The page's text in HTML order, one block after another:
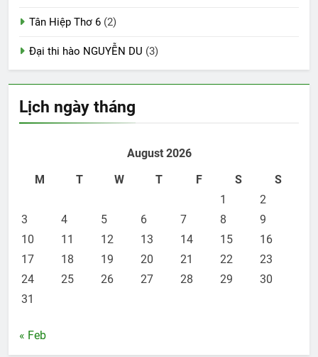
Tân Hiệp Thơ 6 (2)
Đại thi hào NGUYỄN DU (3)
Lịch ngày tháng
August 2026
M
T W T F S
S
1
2
3
4 5 6 7 8
9
10
11 12 13 14 15
16
17
18 19 20 21 22
23
24
25 26 27 28 29
30
31
« Feb